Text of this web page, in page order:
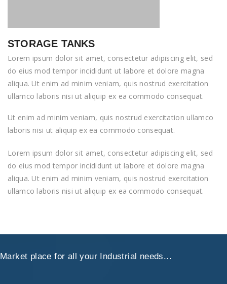
STORAGE TANKS
Lorem ipsum dolor sit amet, consectetur adipiscing elit, sed
do eius mod tempor incididunt ut labore et dolore magna
aliqua. Ut enim ad minim veniam, quis nostrud exercitation
ullamco laboris nisi ut aliquip ex ea commodo consequat.
Ut enim ad minim veniam, quis nostrud exercitation ullamco
laboris nisi ut aliquip ex ea commodo consequat.
Lorem ipsum dolor sit amet, consectetur adipiscing elit, sed
do eius mod tempor incididunt ut labore et dolore magna
aliqua. Ut enim ad minim veniam, quis nostrud exercitation
ullamco laboris nisi ut aliquip ex ea commodo consequat.
Market place for all your Industrial needs...